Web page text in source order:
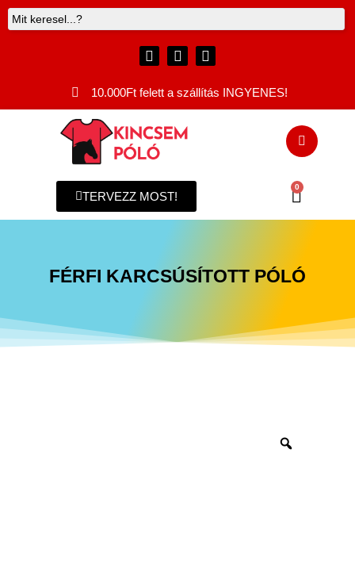
10.000Ft felett a szállítás INGYENES!
TERVEZZ MOST!
0
FÉRFI KARCSÚSÍTOTT PÓLÓ